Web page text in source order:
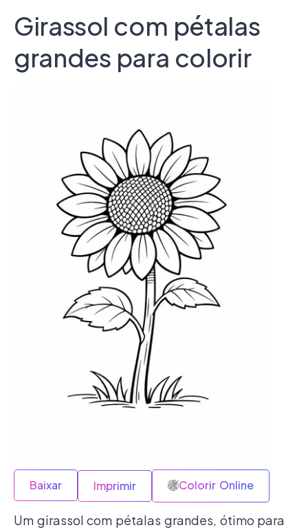
Girassol com pétalas
grandes para colorir
Baixar Imprimir Colorir Online
Um girassol com pétalas grandes, ótimo para